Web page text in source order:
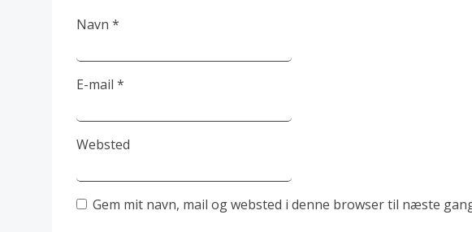
Navn *
E-mail *
Websted
Gem mit navn, mail og websted i denne browser til næste